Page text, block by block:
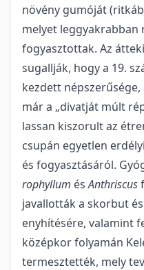
növény gumóját
melyet leggyakrabban
fogyasztottak. Az
sugallják, hogy a 19.
kezdett népszerűsége,
már a „divatját múlt
lassan kiszorult az
csupán egyetlen
és fogyasztásáról.
rophyllum ésAnthriscus
javallották a skorbut
enyhítésére, valamint
középkor folyamán
termesztették, mely